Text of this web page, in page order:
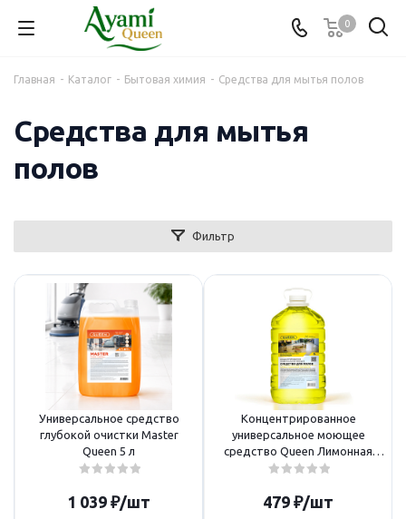
0
Главная - Каталог - Бытовая химия - Средства для мытья полов
Средства для мытья
полов
Фильтр
Универсальное средство
глубокой очистки Master
Queen 5 л
1 039 ₽/шт
Концентрированное
универсальное моющее
средство Queen Лимонная
свежесть 5 л
479 ₽/шт